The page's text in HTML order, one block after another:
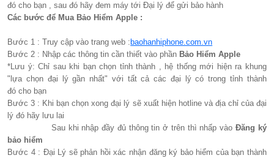
đó cho bạn , sau đó hãy đem máy tới Đại lý để gửi bảo hành
Các bước để Mua Bảo Hiểm Apple :
Bước 1 : Truy cập vào trang web : baohanhiphone.com.vn
Bước 2 : Nhập các thông tin cần thiết vào phần Bảo Hiểm Apple
*Lưu ý: Chỉ sau khi bạn chọn tỉnh thành , hệ thống mới hiện ra khung
"lựa chọn đại lý gần nhất" với tất cả các đại lý có trong tỉnh thành
đó cho bạn
Bước 3 : Khi bạn chọn xong đại lý sẽ xuất hiện hotline và địa chỉ của đại
lý đó hãy lưu lai
Sau khi nhập đầy đủ thông tin ở trên thì nhấp vào Đăng ký
bảo hiểm
Bước 4 : Đại Lý sẽ phản hồi xác nhận đăng ký bảo hiểm của bạn thành